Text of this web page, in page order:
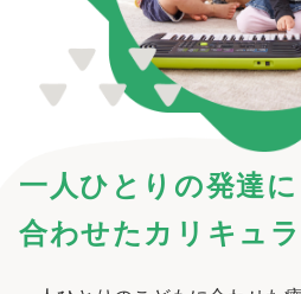
一人ひとりの発達に
合わせたカリキュ